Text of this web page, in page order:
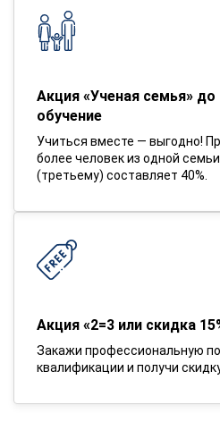
Акция «Ученая семья» до
обучение
Учиться вместе — выгодно!
более человек из одной
(третьему) составляет 40%.
Акция «2=3 или скидка
Закажи профессиональную
квалификации и получи